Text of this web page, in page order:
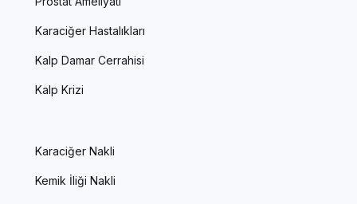
Karaciğer Hastalıkları
Kalp Damar Cerrahisi
Kalp Krizi
Karaciğer Nakli
Kemik İliği Nakli